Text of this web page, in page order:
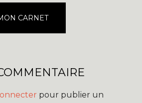
CARNET
pour publier un